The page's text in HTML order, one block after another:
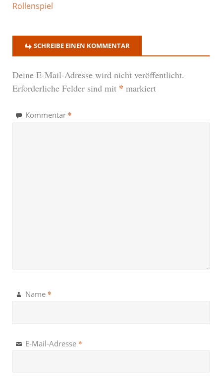
Rollenspiel
SCHREIBE EINEN KOMMENTAR
Deine E-Mail-Adresse wird nicht veröffentlicht.
Erforderliche Felder sind mit * markiert
Kommentar *
Name *
E-Mail-Adresse *